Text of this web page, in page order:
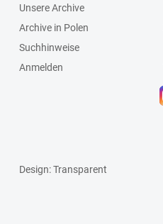
Unsere Archive
Archive in Polen
Suchhinweise
Anmelden
Design: Transparent